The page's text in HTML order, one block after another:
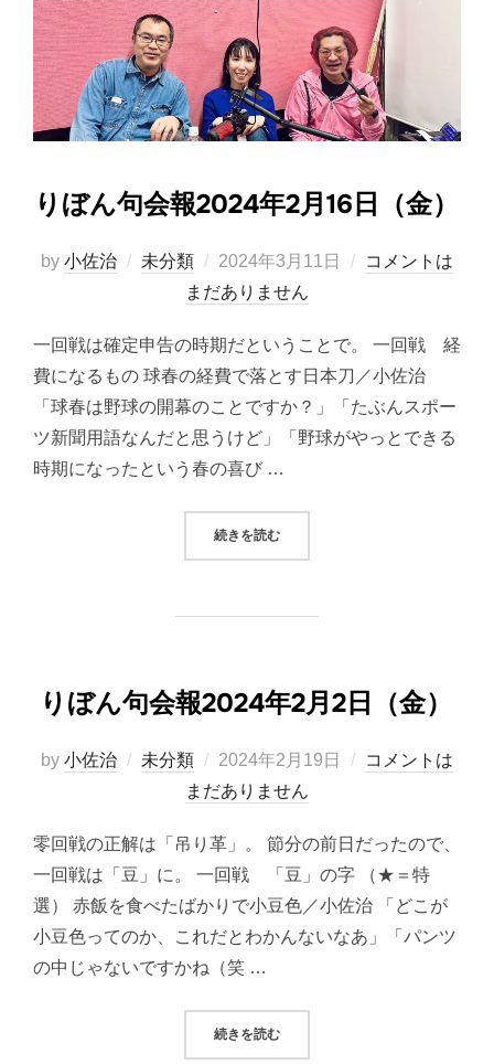
りぼん句会報2024年2月16日（金）
by 小佐治 未分類
投
稿
2024年3月11日
コメントは
まだありません
一回戦は確定申告の時期だということで。 一回戦 経
費になるもの 球春の経費で落とす日本刀／小佐治
「球春は野球の開幕のことですか？」「たぶんスポー
ツ新聞用語なんだと思うけど」「野球がやっとできる
時期になったという春の喜び …
続きを読む“りぼん句会報2024年2月16日（金
りぼん句会報2024年2月2日（金）
by 小佐治 未分類
投
稿
2024年2月19日
コメントは
まだありません
零回戦の正解は「吊り革」。 節分の前日だったので、
一回戦は「豆」に。 一回戦 「豆」の字 （★＝特
選） 赤飯を食べたばかりで小豆色／小佐治 「どこが
小豆色ってのか、これだとわかんないなあ」「パンツ
の中じゃないですかね（笑 …
続きを読む“りぼん句会報2024年2月2日（金